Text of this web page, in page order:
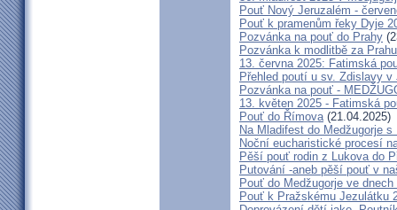
Pouť Nový Jeruzalém -
Pouť k pramenům řeky Dyje
Pozvánka na pouť do Prahy
Pozvánka k modlitbě za
13. června 2025: Fatimská
Přehled poutí u sv. Zdislavy
Pozvánka na pouť -
13. květen 2025 - Fatimská
Pouť do Římova(21.04.2025)
Na Mladifest do Medžugorje s
Noční eucharistické procesí
Pěší pouť rodin z Lukova do
Putování -aneb pěší pouť v
Pouť do Medžugorje ve
Pouť k Pražskému Jezulátku